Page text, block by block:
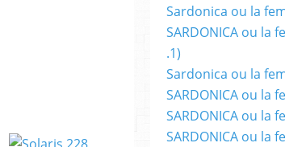
Sardonica ou la
SARDONICA ou la
.1)
Sardonica ou la
SARDONICA ou la
SARDONICA ou la
SARDONICA ou la